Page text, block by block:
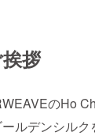
拶
のHo
ルデンシル